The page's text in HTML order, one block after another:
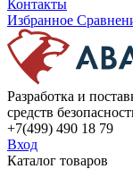
Контакты
Избранное
Разработка и
средств
+7(499) 490 18 79
Вход
Каталог товаров